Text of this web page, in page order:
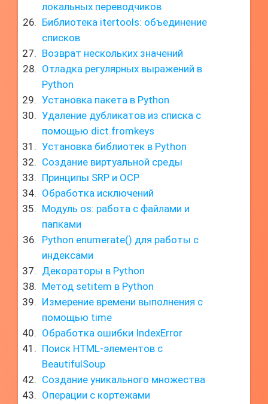
локальных переводчиков
Библиотека itertools: объединение
списков
Возврат нескольких значений
Отладка регулярных выражений в
Python
Установка пакета в Python
Удаление дубликатов из списка с
помощью dict.fromkeys
Установка библиотек в Python
Создание виртуальной среды
Принципы SRP и OCP
Обработка исключений
Модуль os: работа с файлами и
папками
Python enumerate() для работы с
индексами
Декораторы в Python
Метод setitem в Python
Измерение времени выполнения с
помощью time
Обработка ошибки IndexError
Поиск HTML-элементов с
BeautifulSoup
Создание уникального множества
Операции с кортежами